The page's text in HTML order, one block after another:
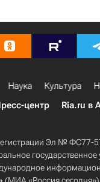
Наука Культура
центр Ria.ru в
Эл № ФС77-
государственное